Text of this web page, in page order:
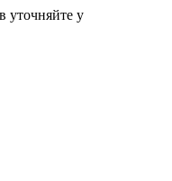
уточняйте у